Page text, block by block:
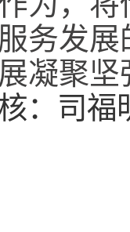
服务发
展凝聚坚
：司福